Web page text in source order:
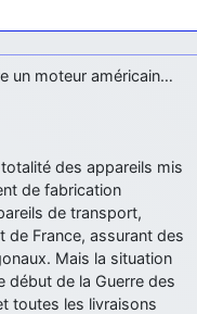
ils présent au
voeux à tous pour
pour cette nouvelle
un Joyeux Noël
un moteur américain…
des appareils mis
de fabrication
de transport,
France, assurant des
Mais la situation
début de la Guerre des
toutes les livraisons